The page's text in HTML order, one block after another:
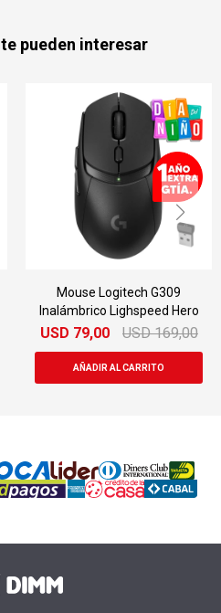
pueden interesar
Mouse Logitech G309
Inalámbrico Lighspeed Hero
USD 79,00 USD 169,00